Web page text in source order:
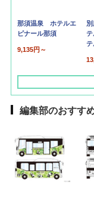
那須温泉 ホテルエ
ピナール那須
9,135円～
テ
テ
編集部のおすす